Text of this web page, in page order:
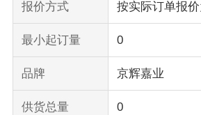
报价方式 按实际订单报
最小起订量 0
品牌 京辉嘉业
供货总量 0